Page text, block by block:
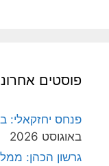
פוסטים
פנחס יחזקאלי:
באוגוסט 2026
גרשון הכהן: